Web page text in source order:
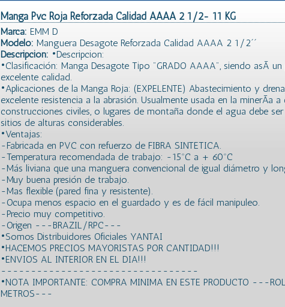
Manga Pvc Roja Reforzada Calidad AAAA 2 1/2- 11 KG
Marca: EMM D
Modelo: Manguera Desagote Reforzada Calidad AAAA 2 1/2´´
Descripción: •Descripcion:
•Clasificación: Manga Desagote Tipo "GRADO AAAA", siendo asÃ­
excelente calidad.
•Aplicaciones de la Manga Roja: (EXPELENTE) Abastecimiento y
excelente resistencia a la abrasión. Usualmente usada en la minerÃ­a a
construcciones civiles, o lugares de montaña donde el agua debe
sitios de alturas considerables.
•Ventajas:
-Fabricada en PVC con refuerzo de FIBRA SINTETICA.
-Temperatura recomendada de trabajo: -15ºC a + 60ºC
-Más liviana que una manguera convencional de igual diámetro y
-Muy buena presión de trabajo.
-Mas flexible (pared fina y resistente).
-Ocupa menos espacio en el guardado y es de fácil manipuleo.
-Precio muy competitivo.
-Origen ---BRAZIL/RPC---
•Somos Distribuidores Oficiales YANTAI
•HACEMOS PRECIOS MAYORISTAS POR CANTIDAD!!!
•ENVIOS AL INTERIOR EN EL DIA!!!
---------------------------------
•NOTA IMPORTANTE: COMPRA MINIMA EN ESTE PRODUCTO ---
METROS---